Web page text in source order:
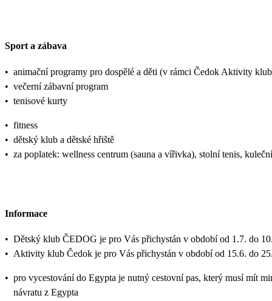
Sport a zábava
• animační programy pro dospělé a děti (v rámci Čedok Aktivity
• večerní zábavní program
• tenisové kurty
• fitness
• dětský klub a dětské hřiště
• za poplatek: wellness centrum (sauna a vířivka), stolní tenis,
Informace
• Dětský klub ČEDOG je pro Vás přichystán v období od 1.7. do
• Aktivity klub Čedok je pro Vás přichystán v období od 15.6. do
• pro vycestování do Egypta je nutný cestovní pas, který musí mít
návratu z Egypta